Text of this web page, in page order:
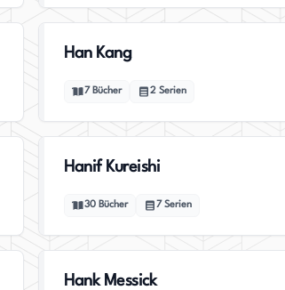
Han Kang
7 Bücher 2 Serien
Hanif Kureishi
30 Bücher 7 Serien
Hank Messick